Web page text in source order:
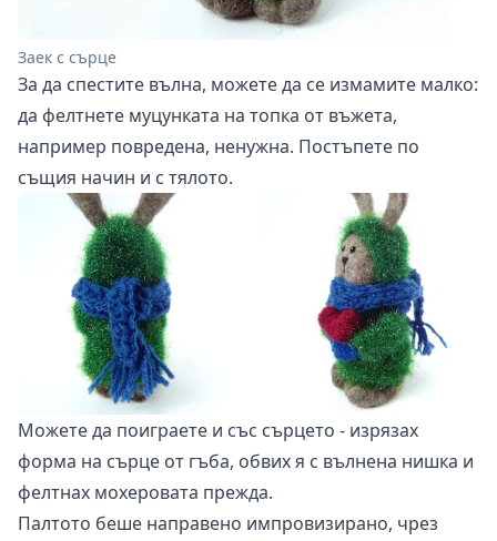
Заек с сърце
За да спестите вълна, можете да се измамите малко:
да фелтнете муцунката на топка от въжета,
например повредена, ненужна. Постъпете по
същия начин и с тялото.
Можете да поиграете и със сърцето - изрязах
форма на сърце от гъба, обвих я с вълнена нишка и
фелтнах мохеровата прежда.
Палтото беше направено импровизирано, чрез